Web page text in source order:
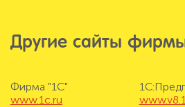
Другие сайты
Фирма "1С"
www.1c.ru